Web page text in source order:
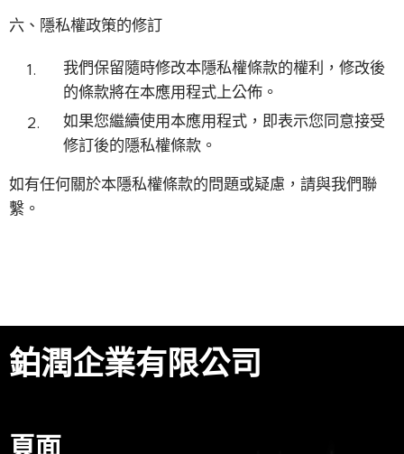
六、隱私權政策的修訂
我們保留隨時修改本隱私權條款的權利，修改後
的條款將在本應用程式上公佈。
如果您繼續使用本應用程式，即表示您同意接受
修訂後的隱私權條款。
如有任何關於本隱私權條款的問題或疑慮，請與我們聯
繫。
鉑潤企業有限公司
頁面